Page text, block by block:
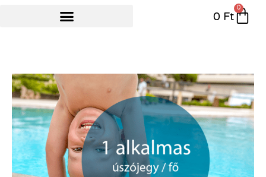
0 Ft
0